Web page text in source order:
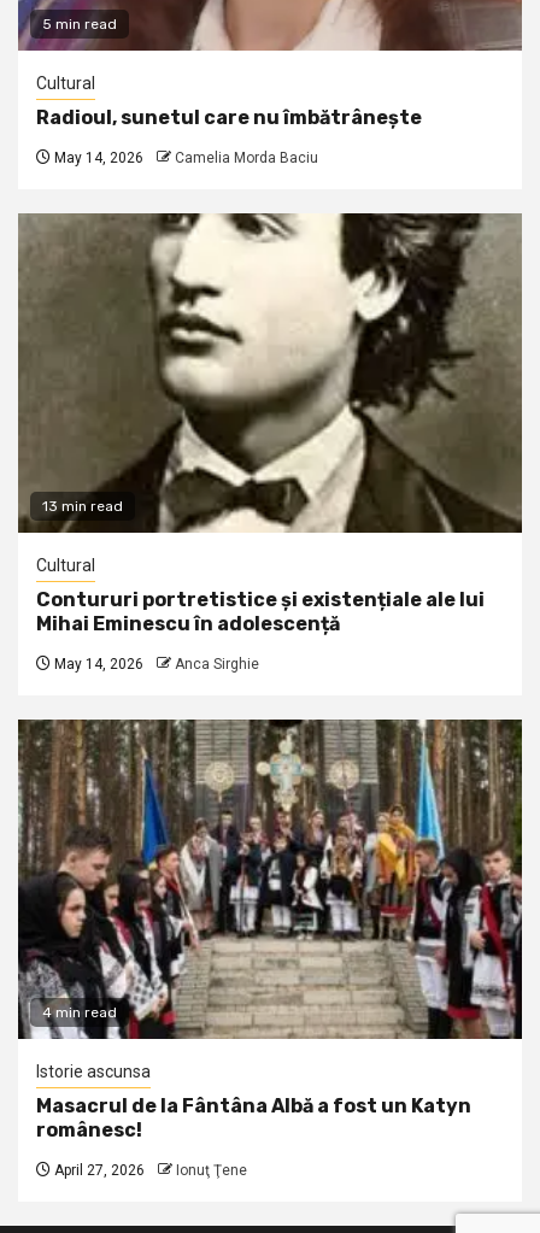
5 min read
Cultural
Radioul, sunetul care nu îmbătrânește
May 14, 2026 Camelia Morda Baciu
13 min read
Cultural
Contururi portretistice și existențiale ale lui
Mihai Eminescu în adolescență
May 14, 2026 Anca Sirghie
4 min read
Istorie ascunsa
Masacrul de la Fântâna Albă a fost un Katyn
românesc!
April 27, 2026 Ionuţ Ţene